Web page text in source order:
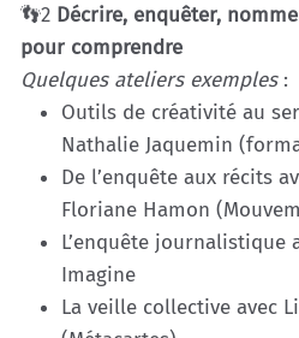
👣2 Décrire, enquêter,
pour comprendre
Quelques ateliers exemples:
Outils de créativité au
Nathalie Jaquemin
De l’enquête aux récits
Floriane Hamon
L’enquête journalistique
Imagine
La veille collective avec